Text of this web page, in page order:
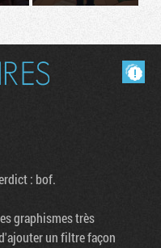
lus.
: bof.
graphismes très
un filtre façon